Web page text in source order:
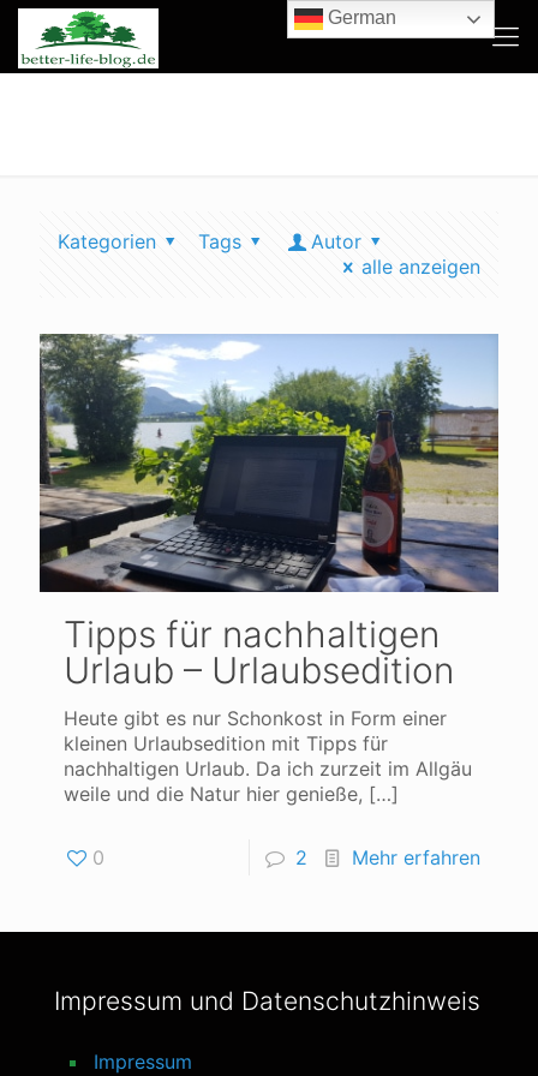
Kategorien Tags
Autor
alle anzeigen
Tipps für nachhaltigen
Urlaub – Urlaubsedition
Heute gibt es nur Schonkost in Form einer
kleinen Urlaubsedition mit Tipps für
nachhaltigen Urlaub. Da ich zurzeit im Allgäu
weile und die Natur hier genieße, […]
0 2 Mehr erfahren
Impressum und Datenschutzhinweis
Impressum
German